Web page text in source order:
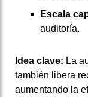
Escala
auditoría.
Idea clave: La
también libera
aumentando la